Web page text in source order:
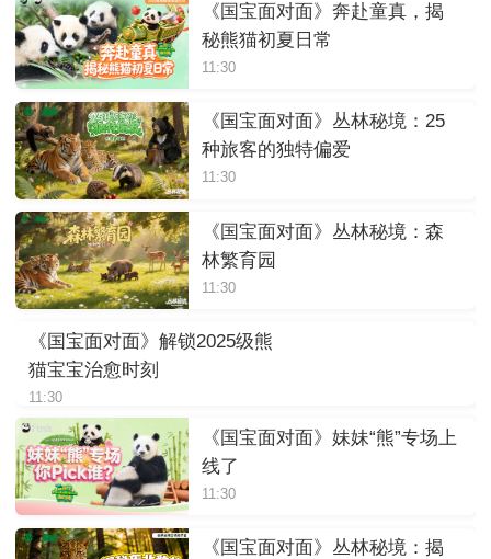
《国宝面对面》奔赴童真，揭
秘熊猫初夏日常
11:30
《国宝面对面》丛林秘境：25
种旅客的独特偏爱
11:30
《国宝面对面》丛林秘境：森
林繁育园
11:30
《国宝面对面》解锁2025级熊
猫宝宝治愈时刻
11:30
《国宝面对面》妹妹“熊”专场上
线了
11:30
《国宝面对面》丛林秘境：揭